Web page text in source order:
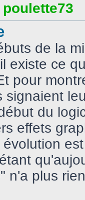
poulette73
de la
existe ce
pour
signaient
du
effets
n'a plus